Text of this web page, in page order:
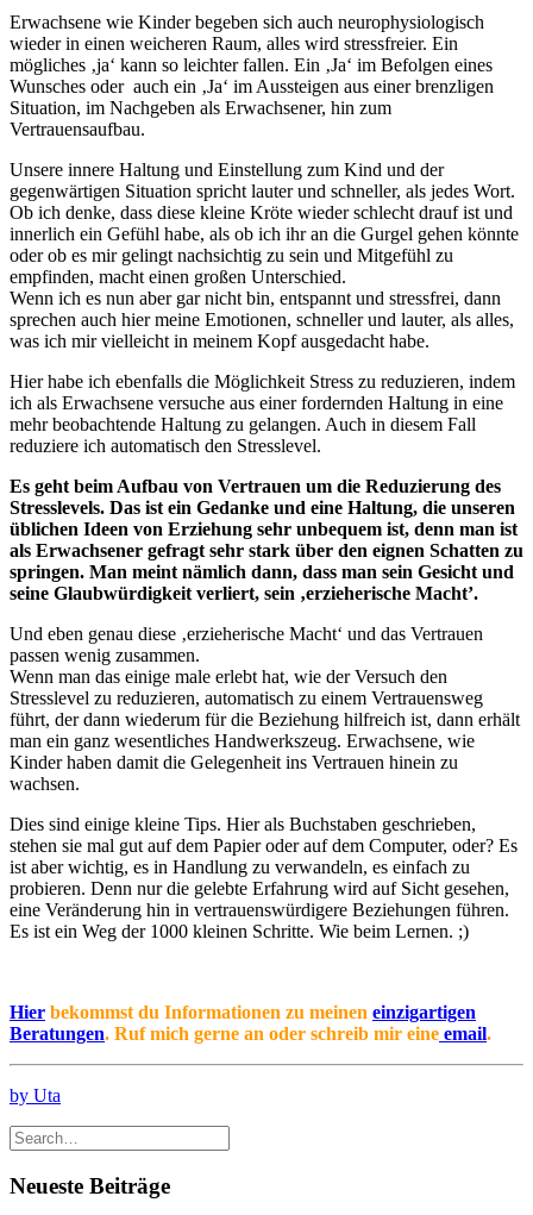
Erwachsene wie Kinder begeben sich auch neurophysiologisch
wieder in einen weicheren Raum, alles wird stressfreier. Ein
mögliches ‚ja‘ kann so leichter fallen. Ein ‚Ja‘ im Befolgen eines
Wunsches oder auch ein ‚Ja‘ im Aussteigen aus einer brenzligen
Situation, im Nachgeben als Erwachsener, hin zum
Vertrauensaufbau.
Unsere innere Haltung und Einstellung zum Kind und der
gegenwärtigen Situation spricht lauter und schneller, als jedes Wort.
Ob ich denke, dass diese kleine Kröte wieder schlecht drauf ist und
innerlich ein Gefühl habe, als ob ich ihr an die Gurgel gehen könnte
oder ob es mir gelingt nachsichtig zu sein und Mitgefühl zu
empfinden, macht einen großen Unterschied.
Wenn ich es nun aber gar nicht bin, entspannt und stressfrei, dann
sprechen auch hier meine Emotionen, schneller und lauter, als alles,
was ich mir vielleicht in meinem Kopf ausgedacht habe.
Hier habe ich ebenfalls die Möglichkeit Stress zu reduzieren, indem
ich als Erwachsene versuche aus einer fordernden Haltung in eine
mehr beobachtende Haltung zu gelangen. Auch in diesem Fall
reduziere ich automatisch den Stresslevel.
Es geht beim Aufbau von Vertrauen um die Reduzierung des
Stresslevels. Das ist ein Gedanke und eine Haltung, die unseren
üblichen Ideen von Erziehung sehr unbequem ist, denn man ist
als Erwachsener gefragt sehr stark über den eignen Schatten zu
springen. Man meint nämlich dann, dass man sein Gesicht und
seine Glaubwürdigkeit verliert, sein ‚erzieherische Macht’.
Und eben genau diese ‚erzieherische Macht‘ und das Vertrauen
passen wenig zusammen.
Wenn man das einige male erlebt hat, wie der Versuch den
Stresslevel zu reduzieren, automatisch zu einem Vertrauensweg
führt, der dann wiederum für die Beziehung hilfreich ist, dann erhält
man ein ganz wesentliches Handwerkszeug. Erwachsene, wie
Kinder haben damit die Gelegenheit ins Vertrauen hinein zu
wachsen.
Dies sind einige kleine Tips. Hier als Buchstaben geschrieben,
stehen sie mal gut auf dem Papier oder auf dem Computer, oder? Es
ist aber wichtig, es in Handlung zu verwandeln, es einfach zu
probieren. Denn nur die gelebte Erfahrung wird auf Sicht gesehen,
eine Veränderung hin in vertrauenswürdigere Beziehungen führen.
Es ist ein Weg der 1000 kleinen Schritte. Wie beim Lernen. ;)
Hier bekommst du Informationen zu meinen einzigartigen
Beratungen. Ruf mich gerne an oder schreib mir eine email.
by Uta
Neueste Beiträge